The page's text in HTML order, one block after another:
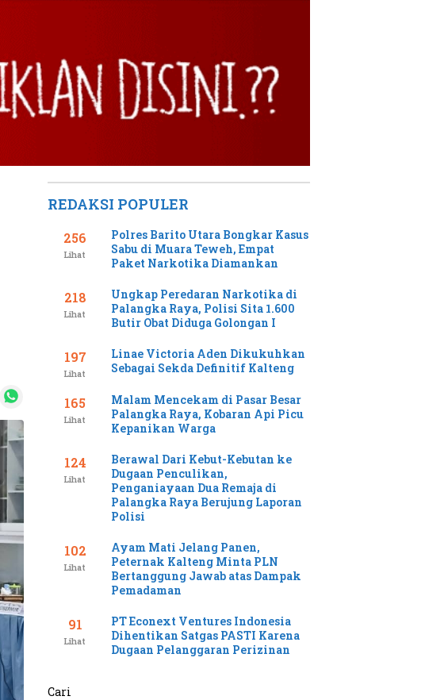
REDAKSI POPULER
256
Lihat
Polres Barito Utara Bongkar Kasus
Sabu di Muara Teweh, Empat
Paket Narkotika Diamankan
218
Lihat
Ungkap Peredaran Narkotika di
Palangka Raya, Polisi Sita 1.600
Butir Obat Diduga Golongan I
197
Lihat
Linae Victoria Aden Dikukuhkan
Sebagai Sekda Definitif Kalteng
165
Lihat
Malam Mencekam di Pasar Besar
Palangka Raya, Kobaran Api Picu
Kepanikan Warga
124
Lihat
Berawal Dari Kebut-Kebutan ke
Dugaan Penculikan,
Penganiayaan Dua Remaja di
Palangka Raya Berujung Laporan
Polisi
102
Lihat
Ayam Mati Jelang Panen,
Peternak Kalteng Minta PLN
Bertanggung Jawab atas Dampak
Pemadaman
91
Lihat
PT Econext Ventures Indonesia
Dihentikan Satgas PASTI Karena
Dugaan Pelanggaran Perizinan
Cari